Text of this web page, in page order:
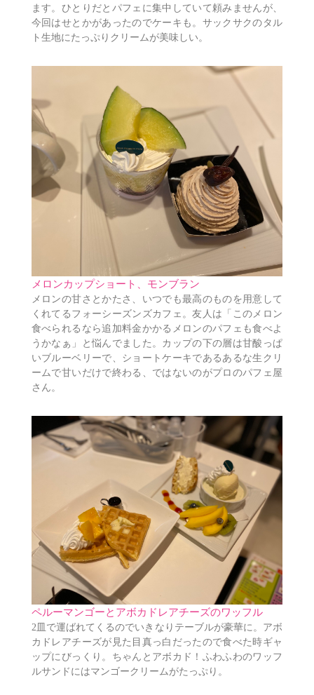
ます。ひとりだとパフェに集中していて頼みませんが、
今回はせとかがあったのでケーキも。サックサクのタル
ト生地にたっぷりクリームが美味しい。
メロンカップショート、モンブラン
メロンの甘さとかたさ、いつでも最高のものを用意して
くれてるフォーシーズンズカフェ。友人は「このメロン
食べられるなら追加料金かかるメロンのパフェも食べよ
うかなぁ」と悩んでました。カップの下の層は甘酸っぱ
いブルーベリーで、ショートケーキであるあるな生クリ
ームで甘いだけで終わる、ではないのがプロのパフェ屋
さん。
ペルーマンゴーとアボカドレアチーズのワッフル
2皿で運ばれてくるのでいきなりテーブルが豪華に。アボ
カドレアチーズが見た目真っ白だったので食べた時ギャ
ップにびっくり。ちゃんとアボカド！ふわふわのワッフ
ルサンドにはマンゴークリームがたっぷり。